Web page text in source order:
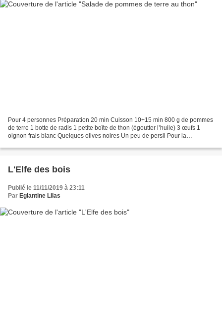
Pour 4 personnes Préparation 20 min Cuisson 10+15 min 800 g de pommes
de terre 1 botte de radis 1 petite boîte de thon (égoutter l’huile) 3 œufs 1
oignon frais blanc Quelques olives noires Un peu de persil Pour la
L'Elfe des bois
Publié le 11/11/2019 à 23:11
Par Eglantine Lilas